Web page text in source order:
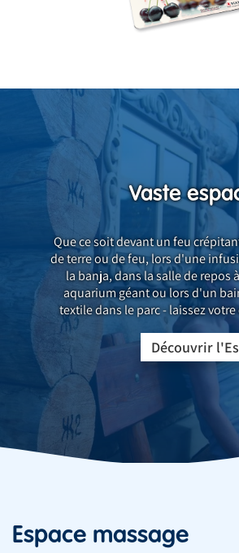
Vaste
Que ce soit devant un feu
de terre ou de feu, lors d'une
la banja, dans la salle de repos
aquarium géant ou lors d'un
textile dans le parc - laissez
Découvrir
Espace massage